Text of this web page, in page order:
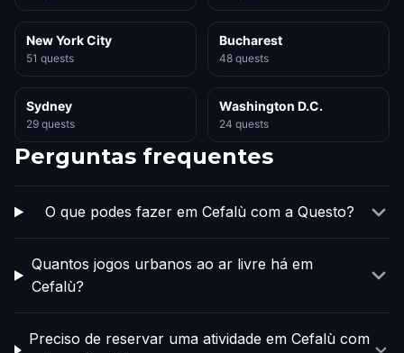
New York City
51 quests
Bucharest
48 quests
Sydney
29 quests
Washington D.C.
24 quests
Perguntas frequentes
O que podes fazer em Cefalù com a Questo?
Quantos jogos urbanos ao ar livre há em
Cefalù?
Preciso de reservar uma atividade em Cefalù com